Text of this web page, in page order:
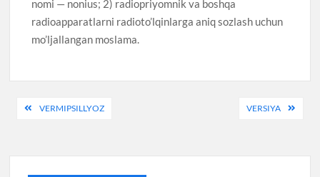
nomi — nonius; 2) radiopriyomnik va boshqa
radioapparatlarni radioto’lqinlarga aniq sozlash uchun
mo’ljallangan moslama.
PostVERMIPSILLYOZ VERSIYA